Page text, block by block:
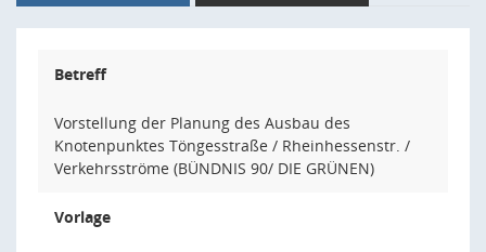
Betreff
Vorstellung der Planung des Ausbau des
Knotenpunktes Töngesstraße / Rheinhessenstr. /
Verkehrsströme (BÜNDNIS 90/ DIE GRÜNEN)
Vorlage